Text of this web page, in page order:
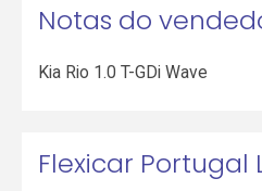
Notas do
Kia Rio 1.0 T-GDi Wave
Flexicar Portugal